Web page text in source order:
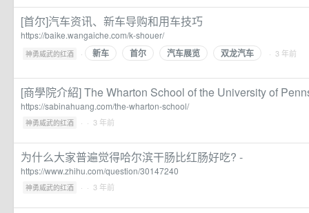
[首尔]汽车资讯、新车导购和用车技巧
https://baike.wangaiche.com/k-shouer/
神勇威武的红酒 · 新车 首尔 汽车展览 双龙汽车 · 3 年前
[商學院介紹] The Wharton School of the University of
https://sabinahuang.com/the-wharton-school/
神勇威武的红酒 · · 3 年前
为什么大家普遍觉得哈尔滨干肠比红肠好吃? -
https://www.zhihu.com/question/30147240
神勇威武的红酒 · · 3 年前